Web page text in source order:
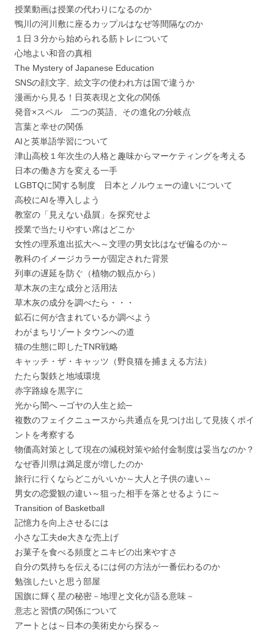
授業動画は授業の代わりになるのか
鴨川の河川敷に座るカップルはなぜ等間隔なのか
１日３分から始められる筋トレについて
心地よい和音の真相
The Mystery of Japanese Education
SNSの顔文字、絵文字の使われ方は国で違うか
漫画から見る！日英表現と文化の関係
発音×スペル 二つの英語、その進化の分岐点
言葉と幸せの関係
AIと英単語学習について
津山高校１年次生の人格と趣味からマーケティングを考える
日本の働き方を変える一手
LGBTQに関する制度 日本とノルウェーの違いについて
高校にAIを導入しよう
教室の「見えない贔屓」を探究せよ
授業で当たりやすい席はどこか
女性の理系進出拡大へ～文理の男女比はなぜ偏るのか～
教科のイメージカラーが固定された背景
列車の遅延を防ぐ（植物の観点から）
草木灰の主な成分と活用法
草木灰の成分を調べたら・・・
鉱石に何が含まれているか調べよう
わがまちリゾートタウンへの道
猫の生態に即したTNR戦略
キャッチ・ザ・キャッツ（野良猫を捕まえる方法）
たたら製鉄と地域環境
赤字路線を黒字に
光から闇へ ─ゴヤの人生と絵─
複数のフェイクニュースから共通点を見つけ出して見抜くポイ
ントを考察する
物価高対策として現在の減税対策や給付金制度は妥当なのか？
なぜ香川県は満足度が増したのか
旅行に行くならどこがいいか～大人と子供の違い～
男女の恋愛観の違い～狙った相手を落とせるように～
Transition of Basketball
記憶力を向上させるには
小さな工夫de大きな売上げ
お菓子を食べる頻度とニキビの出来やすさ
自分の気持ちを伝えるには何の方法が一番伝わるのか
勉強したいと思う部屋
国旗に輝く星の秘密－地理と文化が語る意味－
意志と習慣の関係について
アートとは～日本の美術史から探る～